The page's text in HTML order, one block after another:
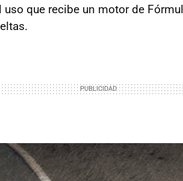
que recibe un motor de